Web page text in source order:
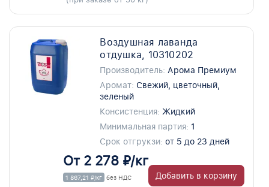
Воздушная лаванда
отдушка, 10310202
Производитель: Арома Премиум
Аромат: Свежий, цветочный,
зеленый
Консистенция: Жидкий
Минимальная партия: 1
Срок отгрукзи: от 5 до 23 дней
От 2 278 ₽/кг
1 867,21 ₽/кг без НДС Добавить в корзину